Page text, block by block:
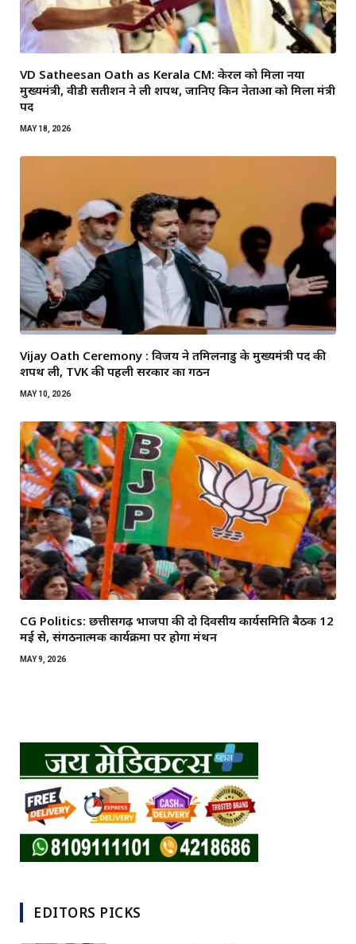
VD Satheesan Oath as Kerala CM: केरल को मिला नया
मुख्यमंत्री, वीडी सतीशन ने ली शपथ, जानिए किन नेताओं को मिला मंत्री
पद
MAY 18, 2026
Vijay Oath Ceremony : विजय ने तमिलनाडु के मुख्यमंत्री पद की
शपथ ली, TVK की पहली सरकार का गठन
MAY 10, 2026
CG Politics: छत्तीसगढ़ भाजपा की दो दिवसीय कार्यसमिति बैठक 12
मई से, संगठनात्मक कार्यक्रमों पर होगा मंथन
MAY 9, 2026
EDITORS PICKS